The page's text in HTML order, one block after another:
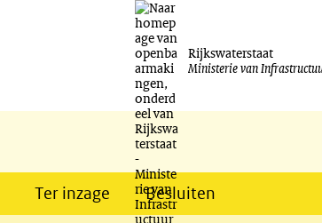
Ga
naar
inhoud
Rijkswaterstaat
Ministerie van
Ter inzage Besluiten